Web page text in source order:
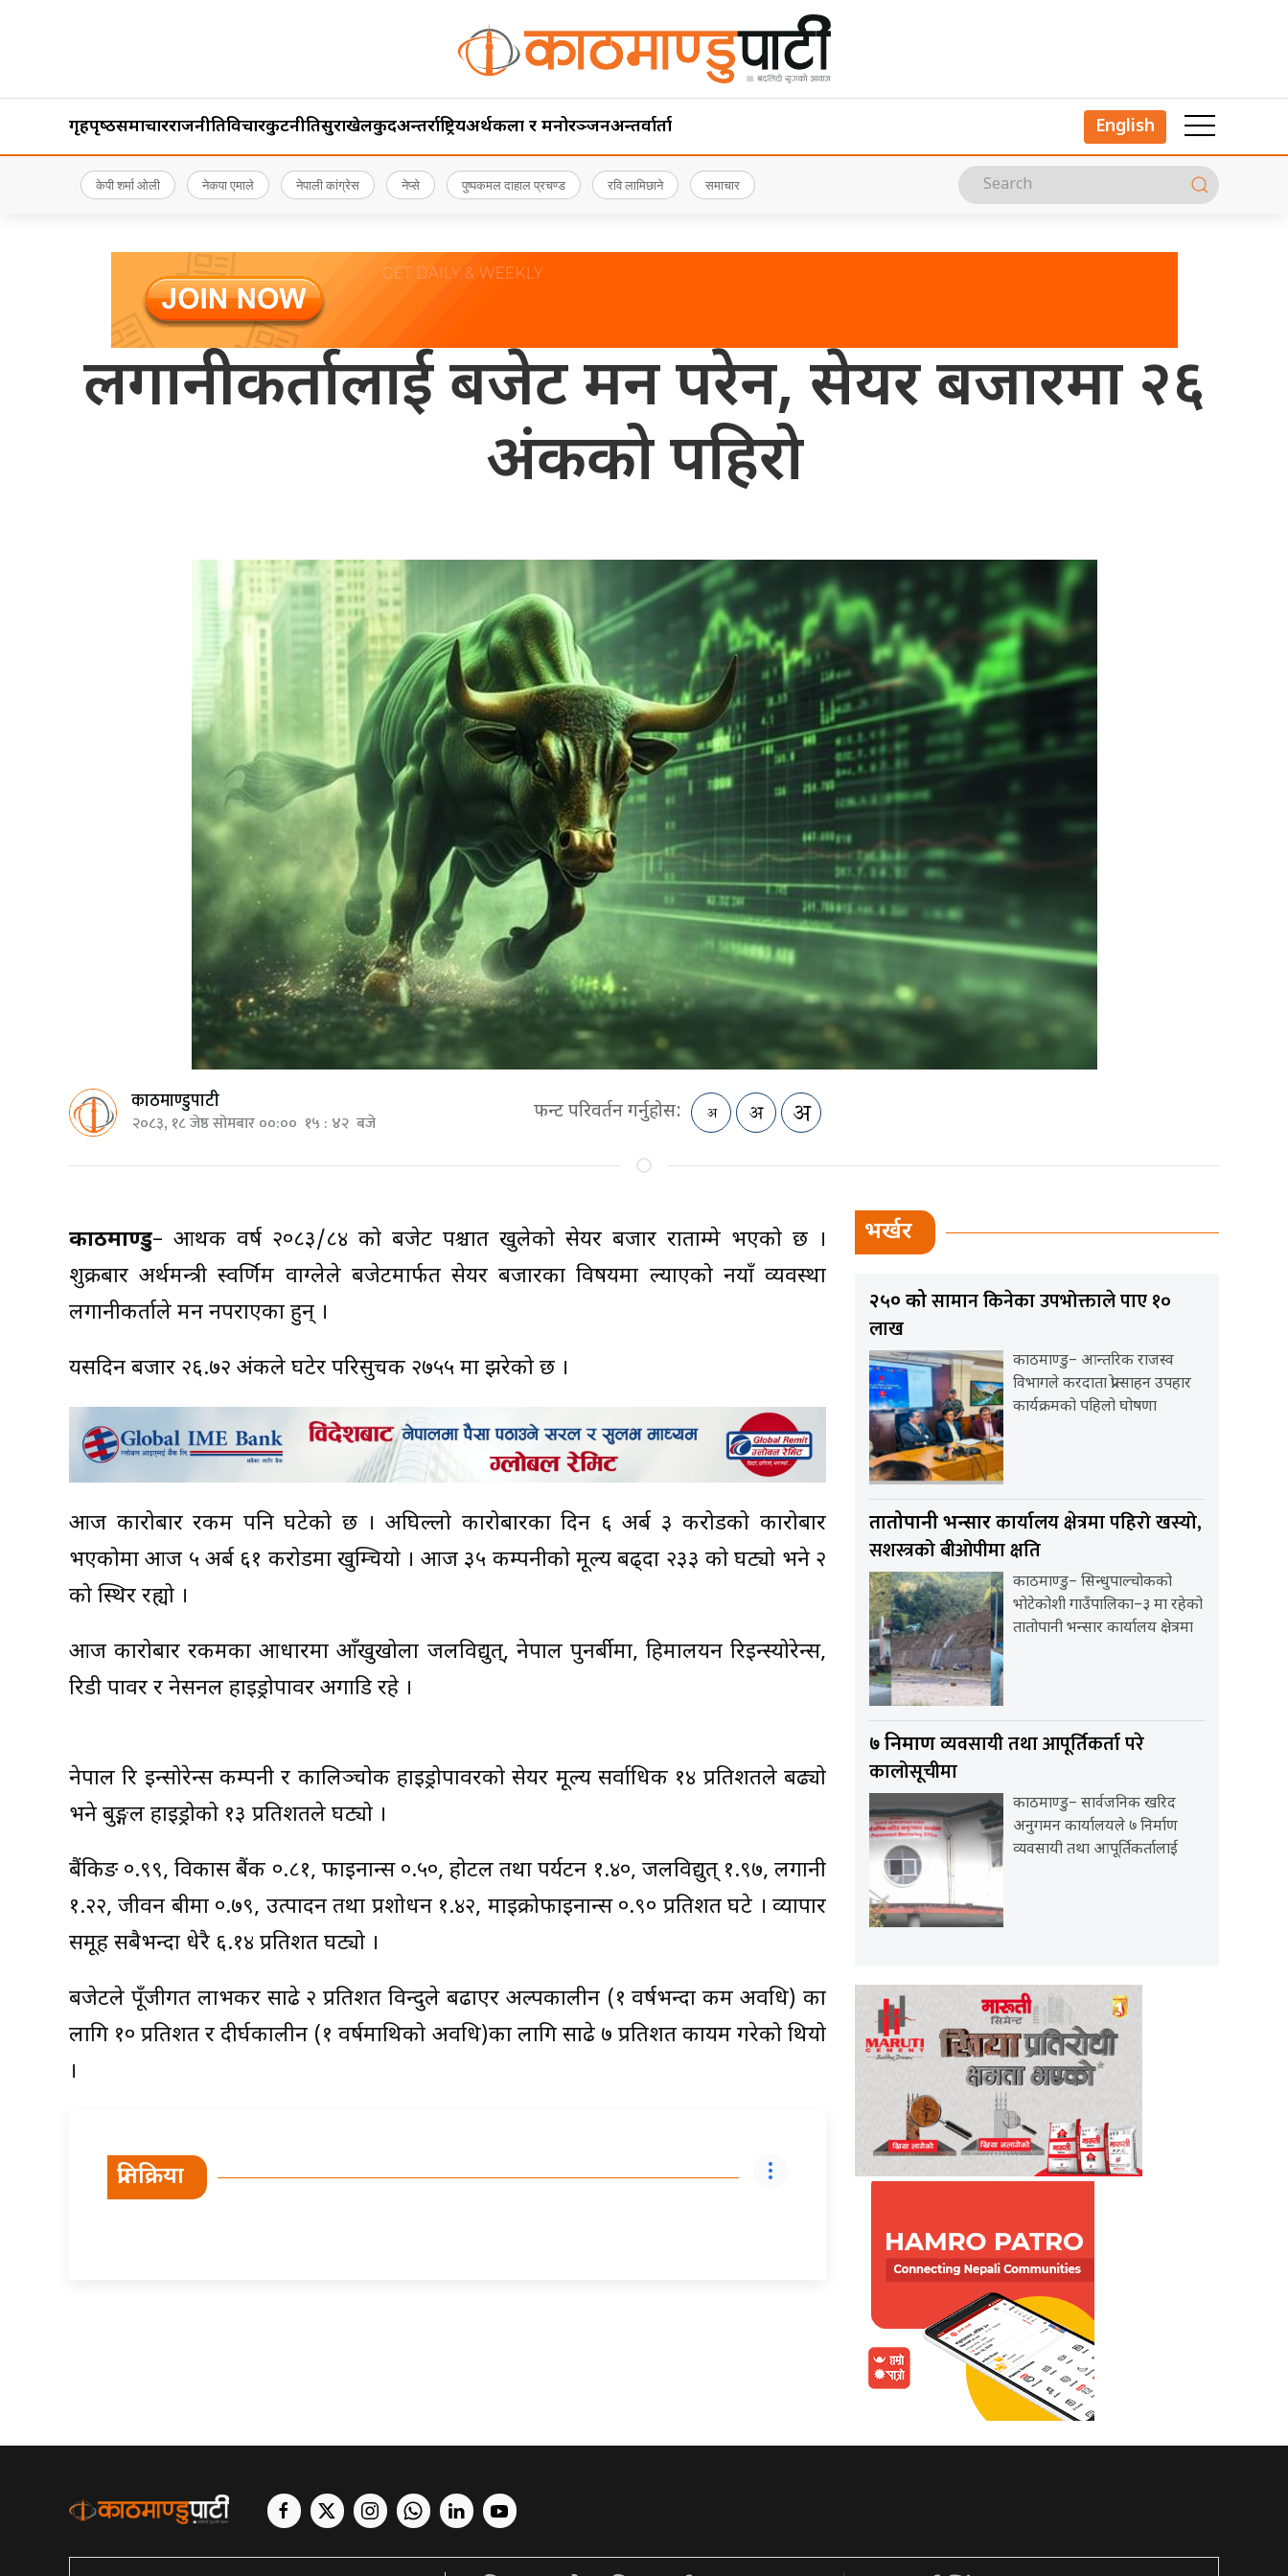
गृहपृष्‍ठसमाचारराजनीतिविचारकुटनीतिसुरक्षाखेलकुदअन्तर्राष्ट्रियअर्थकला र मनोरञ्जनअन्तर्वार्ता English
केपी शर्मा ओली नेकपा एमाले नेपाली कांग्रेस नेप्से पुष्पकमल दाहाल प्रचण्ड रवि लामिछाने समाचार
लगानीकर्तालाई बजेट मन परेन, सेयर बजारमा २६
अंकको पहिरो
काठमाण्डुपाटी
२०८३, १८ जेष्ठ सोमबार ००:०० १५ : ४२ बजे फन्ट परिवर्तन गर्नुहोस:
काठमाण्डु– आर्थिक वर्ष २०८३/८४ को बजेट पश्चात खुलेको सेयर बजार राताम्मे भएको छ ।
शुक्रबार अर्थमन्त्री स्वर्णिम वाग्लेले बजेटमार्फत सेयर बजारका विषयमा ल्याएको नयाँ व्यवस्था
लगानीकर्ताले मन नपराएका हुन् ।
यसदिन बजार २६.७२ अंकले घटेर परिसुचक २७५५ मा झरेको छ ।
आज कारोबार रकम पनि घटेको छ । अघिल्लो कारोबारका दिन ६ अर्ब ३ करोडको कारोबार
भएकोमा आज ५ अर्ब ६१ करोडमा खुम्चियो । आज ३५ कम्पनीको मूल्य बढ्दा २३३ को घट्यो भने २
को स्थिर रह्यो ।
आज कारोबार रकमका आधारमा आँखुखोला जलविद्युत्, नेपाल पुनर्बीमा, हिमालयन रिइन्स्योरेन्स,
रिडी पावर र नेसनल हाइड्रोपावर अगाडि रहे ।
नेपाल रि इन्सोरेन्स कम्पनी र कालिञ्चोक हाइड्रोपावरको सेयर मूल्य सर्वाधिक १४ प्रतिशतले बढ्यो
भने बुङ्गल हाइड्रोको १३ प्रतिशतले घट्यो ।
बैंकिङ ०.९९, विकास बैंक ०.८१, फाइनान्स ०.५०, होटल तथा पर्यटन १.४०, जलविद्युत् १.९७, लगानी
१.२२, जीवन बीमा ०.७९, उत्पादन तथा प्रशोधन १.४२, माइक्रोफाइनान्स ०.९० प्रतिशत घटे । व्यापार
समूह सबैभन्दा धेरै ६.१४ प्रतिशत घट्यो ।
बजेटले पूँजीगत लाभकर साढे २ प्रतिशत विन्दुले बढाएर अल्पकालीन (१ वर्षभन्दा कम अवधि) का
लागि १० प्रतिशत र दीर्घकालीन (१ वर्षमाथिको अवधि)का लागि साढे ७ प्रतिशत कायम गरेको थियो
।
प्रतिक्रिया
भर्खर
२५० कोसामान किनेका उपभोक्ताले पाए १०
लाख
काठमाण्डु– आन्तरिक राजस्व
विभागले करदाता प्रोत्साहन उपहार
कार्यक्रमको पहिलो घोषणा
तातोपानी भन्सारकार्यालय क्षेत्रमा पहिरो खस्यो,
सशस्त्रको बीओपीमा क्षति
काठमाण्डु– सिन्धुपाल्चोकको
भोटेकोशी गाउँपालिका–३ मा रहेको
तातोपानी भन्सार कार्यालय क्षेत्रमा
७ निर्माणव्यवसायी तथा आपूर्तिकर्ता परे
कालोसूचीमा
काठमाण्डु– सार्वजनिक खरिद
अनुगमन कार्यालयले ७ निर्माण
व्यवसायी तथा आपूर्तिकर्तालाई